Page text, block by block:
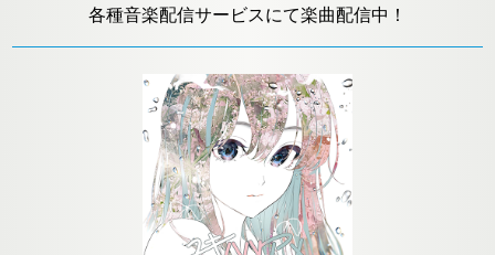
各種音楽配信サービスにて楽曲配信中！